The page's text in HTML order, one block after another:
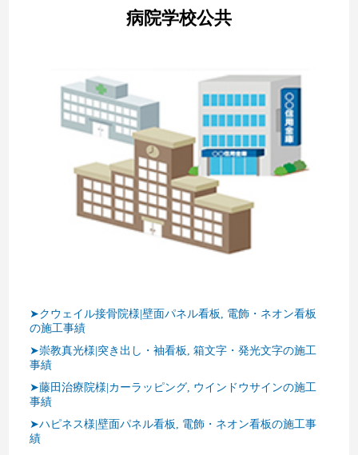
病院学校公共
➤クウェイル接骨院様|壁面パネル看板, 電飾・ネオン看板
の施工事績
➤崇教真光様|突き出し・袖看板, 箱文字・発光文字の施工
事績
➤藤田治療院様|カーラッピング, ウインドウサインの施工
事績
➤ハピネス様|壁面パネル看板, 電飾・ネオン看板の施工事
績